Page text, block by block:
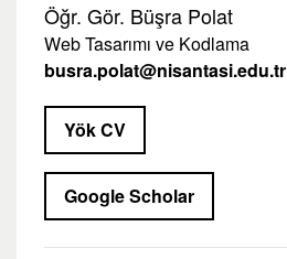
Öğr. Gör. Büşra Polat
Web Tasarımı ve Kodlama
busra.polat@nisantasi.edu.tr
Yök CV
Google Scholar